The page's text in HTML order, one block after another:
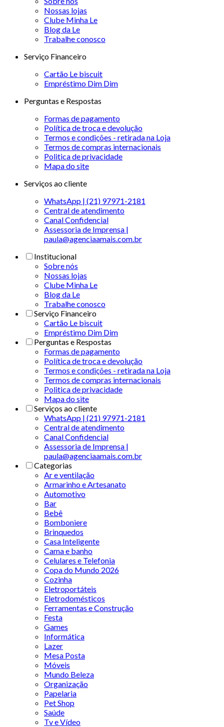
Nossas lojas
Clube Minha Le
Blog da Le
Trabalhe conosco
Serviço Financeiro
Cartão Le biscuit
Empréstimo Dim Dim
Perguntas e Respostas
Formas de pagamento
Política de troca e devolução
Termos e condições - retirada na Loja
Termos de compras internacionais
Politica de privacidade
Mapa do site
Serviços ao cliente
WhatsApp | (21) 97971-2181
Central de atendimento
Canal Confidencial
Assessoria de Imprensa |
paula@agenciaamais.com.br
Institucional
Sobre nós
Nossas lojas
Clube Minha Le
Blog da Le
Trabalhe conosco
Serviço Financeiro
Cartão Le biscuit
Empréstimo Dim Dim
Perguntas e Respostas
Formas de pagamento
Política de troca e devolução
Termos e condições - retirada na Loja
Termos de compras internacionais
Politica de privacidade
Mapa do site
Serviços ao cliente
WhatsApp | (21) 97971-2181
Central de atendimento
Canal Confidencial
Assessoria de Imprensa |
paula@agenciaamais.com.br
Categorias
Ar e ventilação
Armarinho e Artesanato
Automotivo
Bar
Bebê
Bomboniere
Brinquedos
Casa Inteligente
Cama e banho
Celulares e Telefonia
Copa do Mundo 2026
Cozinha
Eletroportáteis
Eletrodomésticos
Ferramentas e Construção
Festa
Games
Informática
Lazer
Mesa Posta
Móveis
Mundo Beleza
Organização
Papelaria
Pet Shop
Saúde
Tv e Vídeo